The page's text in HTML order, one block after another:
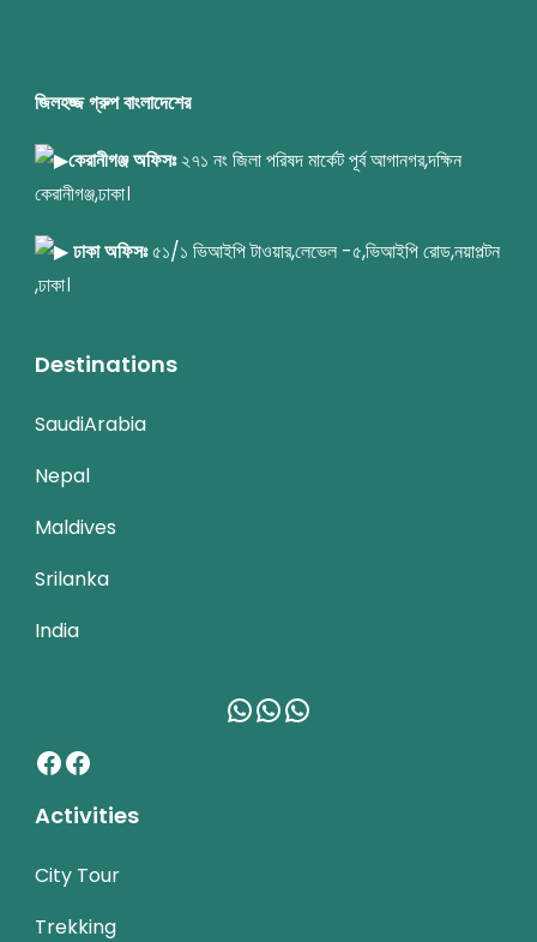
জিলহজ্জ গ্রুপ বাংলাদেশের
কেরানীগঞ্জ অফিসঃ২৭১ নং জিলা পরিষদ মার্কেট পূর্ব আগানগর,দক্ষিন
কেরানীগঞ্জ,ঢাকা।
ঢাকা অফিসঃ৫১/১ ভিআইপি টাওয়ার,লেভেল -৫,ভিআইপি রোড,নয়াপল্টন
,ঢাকা।
Destinations
SaudiArabia
Nepal
Maldives
Srilanka
India
WhatsApp
WhatsApp
WhatsApp
Facebook
Facebook
Activities
City Tour
Trekking